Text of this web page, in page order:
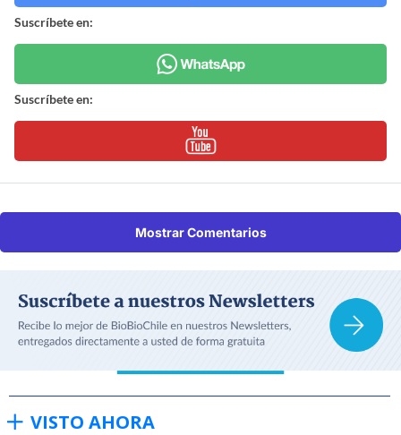
Suscríbete en:
Suscríbete en:
Mostrar Comentarios
VISTO AHORA